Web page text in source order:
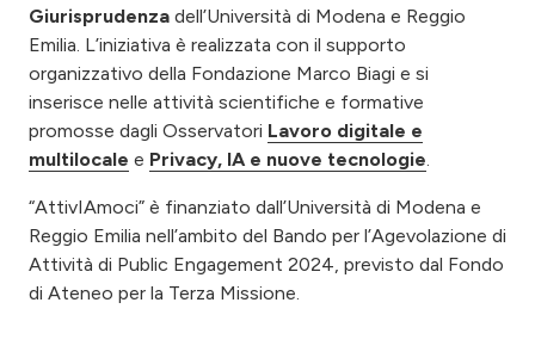
Giurisprudenza dell’Università di Modena e Reggio
Emilia. L’iniziativa è realizzata con il supporto
organizzativo della Fondazione Marco Biagi e si
inserisce nelle attività scientifiche e formative
promosse dagli Osservatori Lavoro digitale e
multilocale e Privacy, IA e nuove tecnologie.
“AttivIAmoci” è finanziato dall’Università di Modena e
Reggio Emilia nell’ambito del Bando per l’Agevolazione di
Attività di Public Engagement 2024, previsto dal Fondo
di Ateneo per la Terza Missione.